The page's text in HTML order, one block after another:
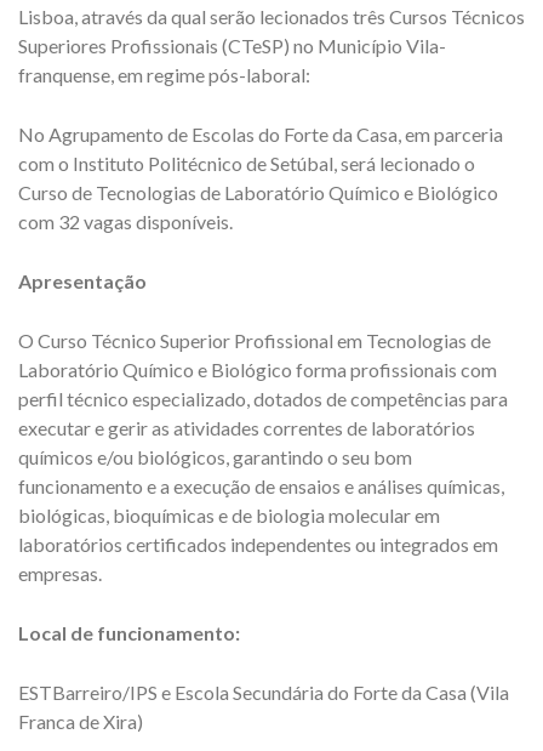
Lisboa, através da qual serão lecionados três Cursos Técnicos
Superiores Profissionais (CTeSP) no Município Vila-
franquense, em regime pós-laboral:
No Agrupamento de Escolas do Forte da Casa, em parceria
com o Instituto Politécnico de Setúbal, será lecionado o
Curso de Tecnologias de Laboratório Químico e Biológico
com 32 vagas disponíveis.
Apresentação
O Curso Técnico Superior Profissional em Tecnologias de
Laboratório Químico e Biológico forma profissionais com
perfil técnico especializado, dotados de competências para
executar e gerir as atividades correntes de laboratórios
químicos e/ou biológicos, garantindo o seu bom
funcionamento e a execução de ensaios e análises químicas,
biológicas, bioquímicas e de biologia molecular em
laboratórios certificados independentes ou integrados em
empresas.
Local de funcionamento:
ESTBarreiro/IPS e Escola Secundária do Forte da Casa (Vila
Franca de Xira)